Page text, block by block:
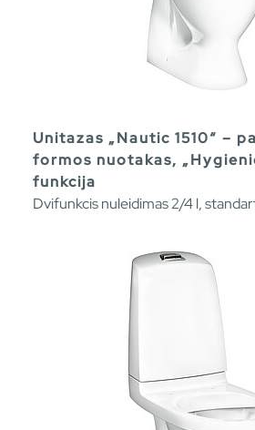
Unitazas „Nautic 1510“ –
formos nuotakas,
funkcija
Dvifunkcis nuleidimas 2/4 l,